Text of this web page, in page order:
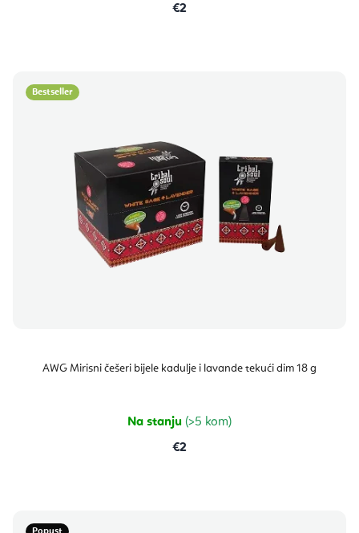
€2
Bestseller
AWG Mirisni češeri bijele kadulje i lavande tekući dim 18 g
Na stanju (>5 kom)
€2